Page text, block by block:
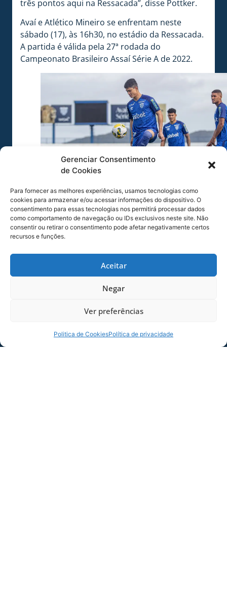
Gerenciar Consentimento
de Cookies
Para fornecer as melhores experiências, usamos tecnologias como
cookies para armazenar e/ou acessar informações do dispositivo. O
consentimento para essas tecnologias nos permitirá processar dados
como comportamento de navegação ou IDs exclusivos neste site. Não
consentir ou retirar o consentimento pode afetar negativamente certos
recursos e funções.
Aceitar
Negar
Ver preferências
Politica de CookiesPolítica de privacidade
três pontos aqui na Ressacada”, disse Pottker.
Avaí e Atlético Mineiro se enfrentam neste
sábado (17), às 16h30, no estádio da Ressacada.
A partida é válida pela 27ª rodada do
Campeonato Brasileiro Assaí Série A de 2022.
Kevin é uma peça importante no Avaí na
competição. | Foto: Leandro Boeira/Avaí F. C.